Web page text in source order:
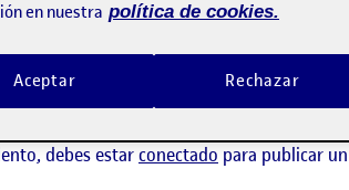
comentarios.
debes estarconectado para publicar
en nuestra política de cookies.
Rechazar
Aceptar